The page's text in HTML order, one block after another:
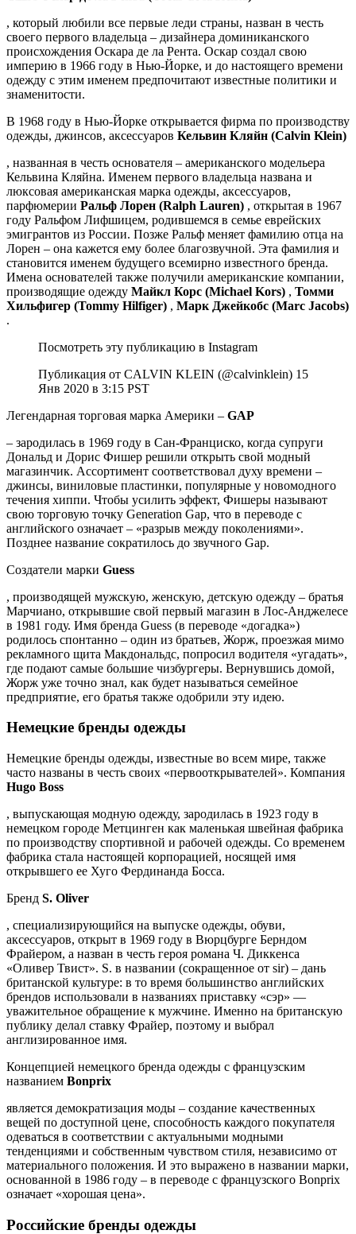
, который любили все первые леди страны, назван в честь
своего первого владельца – дизайнера доминиканского
происхождения Оскара де ла Рента. Оскар создал свою
империю в 1966 году в Нью-Йорке, и до настоящего времени
одежду с этим именем предпочитают известные политики и
знаменитости.
В 1968 году в Нью-Йорке открывается фирма по производству
одежды, джинсов, аксессуаров Кельвин Кляйн (Calvin Klein)
, названная в честь основателя – американского модельера
Кельвина Кляйна. Именем первого владельца названа и
люксовая американская марка одежды, аксессуаров,
парфюмерии Ральф Лорен (Ralph Lauren) , открытая в 1967
году Ральфом Лифшицем, родившемся в семье еврейских
эмигрантов из России. Позже Ральф меняет фамилию отца на
Лорен – она кажется ему более благозвучной. Эта фамилия и
становится именем будущего всемирно известного бренда.
Имена основателей также получили американские компании,
производящие одежду Майкл Корс (Michael Kors) , Томми
Хильфигер (Tommy Hilfiger) , Марк Джейкобс (Marc Jacobs)
.
Посмотреть эту публикацию в Instagram
Публикация от CALVIN KLEIN (@calvinklein) 15
Янв 2020 в 3:15 PST
Легендарная торговая марка Америки – GAP
– зародилась в 1969 году в Сан-Франциско, когда супруги
Дональд и Дорис Фишер решили открыть свой модный
магазинчик. Ассортимент соответствовал духу времени –
джинсы, виниловые пластинки, популярные у новомодного
течения хиппи. Чтобы усилить эффект, Фишеры называют
свою торговую точку Generation Gap, что в переводе с
английского означает – «разрыв между поколениями».
Позднее название сократилось до звучного Gap.
Создатели марки Guess
, производящей мужскую, женскую, детскую одежду – братья
Марчиано, открывшие свой первый магазин в Лос-Анджелесе
в 1981 году. Имя бренда Guess (в переводе «догадка»)
родилось спонтанно – один из братьев, Жорж, проезжая мимо
рекламного щита Макдональдс, попросил водителя «угадать»,
где подают самые большие чизбургеры. Вернувшись домой,
Жорж уже точно знал, как будет называться семейное
предприятие, его братья также одобрили эту идею.
Немецкие бренды одежды
Немецкие бренды одежды, известные во всем мире, также
часто названы в честь своих «первооткрывателей». Компания
Hugo Boss
, выпускающая модную одежду, зародилась в 1923 году в
немецком городе Метцинген как маленькая швейная фабрика
по производству спортивной и рабочей одежды. Со временем
фабрика стала настоящей корпорацией, носящей имя
открывшего ее Хуго Фердинанда Босса.
Бренд S. Oliver
, специализирующийся на выпуске одежды, обуви,
аксессуаров, открыт в 1969 году в Вюрцбурге Берндом
Фрайером, а назван в честь героя романа Ч. Диккенса
«Оливер Твист». S. в названии (сокращенное от sir) – дань
британской культуре: в то время большинство английских
брендов использовали в названиях приставку «сэр» —
уважительное обращение к мужчине. Именно на британскую
публику делал ставку Фрайер, поэтому и выбрал
англизированное имя.
Концепцией немецкого бренда одежды с французским
названием Bonprix
является демократизация моды – создание качественных
вещей по доступной цене, способность каждого покупателя
одеваться в соответствии с актуальными модными
тенденциями и собственным чувством стиля, независимо от
материального положения. И это выражено в названии марки,
основанной в 1986 году – в переводе с французского Bonprix
означает «хорошая цена».
Российские бренды одежды